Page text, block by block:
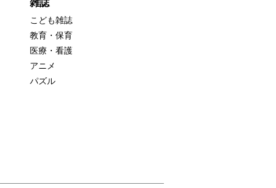
雑誌
こども雑誌
教育・保育
医療・看護
アニメ
パズル